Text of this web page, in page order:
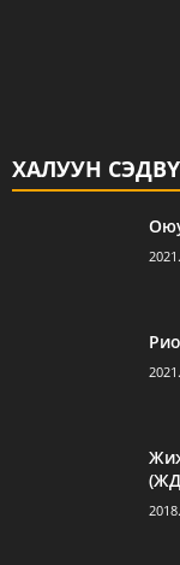
ХАЛУУН